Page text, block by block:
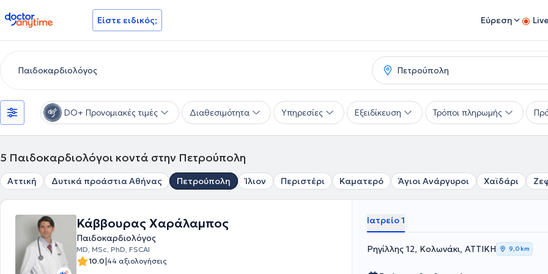
doctoranytime Είστε ειδικός; Εύρεση
DO+ Προνομιακές τιμές Διαθεσιμότητα Υπηρεσίες Εξειδίκευση Τρόποι πληρωμής
5 Παιδοκαρδιολόγοι κοντά στην Πετρούπολη
Αττική Δυτικά προάστια Αθήνας Πετρούπολη Ίλιον Περιστέρι Καματερό Άγιοι Ανάργυροι Χαϊδάρι
Κάββουρας Χαράλαμπος
Παιδοκαρδιολόγος
MD, MSc, PhD, FSCAI
10.0|44 αξιολογήσεις
Ιατρείο 1
Ρηγίλλης 12, Κολωνάκι, ΑΤΤΙΚΗ 9,0 km